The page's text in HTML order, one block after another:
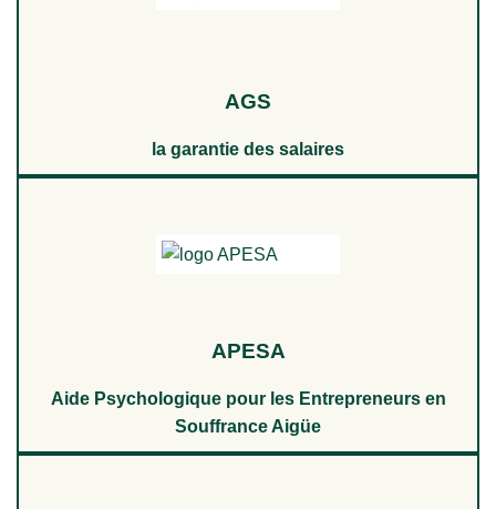
AGS
la garantie des salaires
APESA
Aide Psychologique pour les Entrepreneurs en
Souffrance Aigüe